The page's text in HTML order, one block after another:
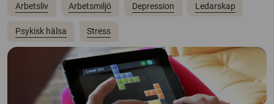
Arbetsliv Arbetsmiljö Depression Ledarskap
Psykisk hälsa Stress